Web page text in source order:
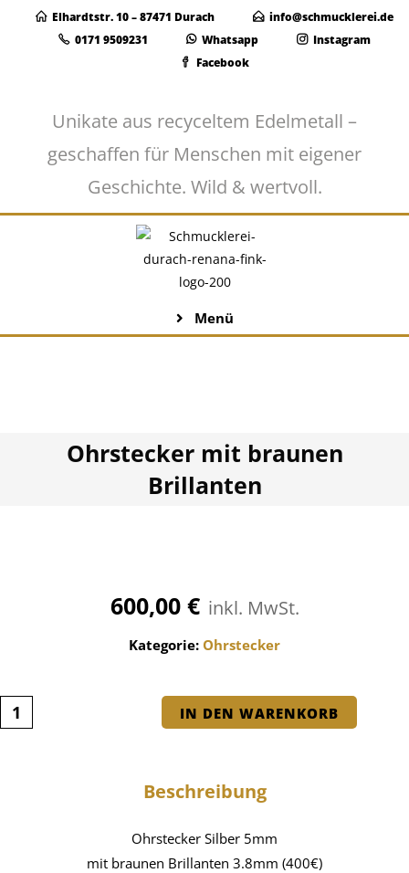
Elhardtstr. 10 – 87471 Durach
info@schmucklerei.de
0171 9509231
Whatsapp
Instagram
Facebook
Unikate aus recyceltem Edelmetall –
geschaffen für Menschen mit eigener
Geschichte. Wild & wertvoll.
Menü
Ohrstecker mit braunen
Brillanten
600,00 € inkl. MwSt.
Kategorie: Ohrstecker
IN DEN WARENKORB
Beschreibung
Ohrstecker Silber 5mm
mit braunen Brillanten 3.8mm (400€)